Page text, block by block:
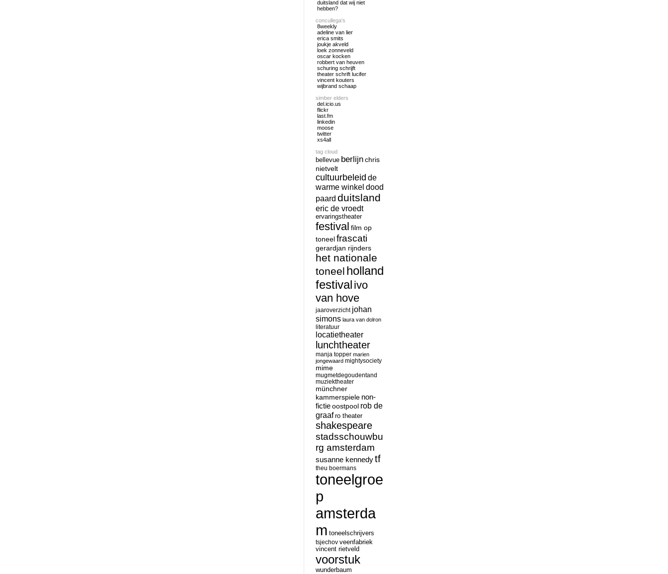
duitsland dat wij niet
hebben?
concullega's
8weekly
adeline van lier
erica smits
joukje akveld
loek zonneveld
oscar kocken
robbert van heuven
schuring schrijft
theater schrift lucifer
vincent kouters
wijbrand schaap
simber elders
del.icio.us
flickr
last.fm
linkedin
moose
twitter
xs4all
tag cloud
bellevue berlijnchris
nietvelt
cultuurbeleid de
warme winkel dood
paard duitsland
eric de vroedt
ervaringstheater
festival film op
toneelfrascati
gerardjan rijnders
het nationale
toneel holland
festival ivo
van hove
jaaroverzicht johan
simons laura van dolron
literatuur
locatietheater
lunchtheater
manja topper marien
jongewaard mightysociety
mime
mugmetdegoudentand
muziektheater
münchner
kammerspiele non-
fictieoostpool rob de
graaf ro theater
shakespeare
stadsschouwbu
rg amsterdam
susanne kennedytf
theu boermans
toneelgroe
p
amsterda
m toneelschrijvers
tsjechov veenfabriek
vincent rietveld
voorstuk
wunderbaum